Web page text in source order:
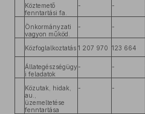
Köztemető
fenntartási fa.
- -
Önkormányzati
vagyon működ.
- -
Közfoglalkoztatás 1 207 970 123 664
Állategészségügy
i feladatok
- -
Közutak, hidak,
au.,
üzemeltetése
fenntartása
- -